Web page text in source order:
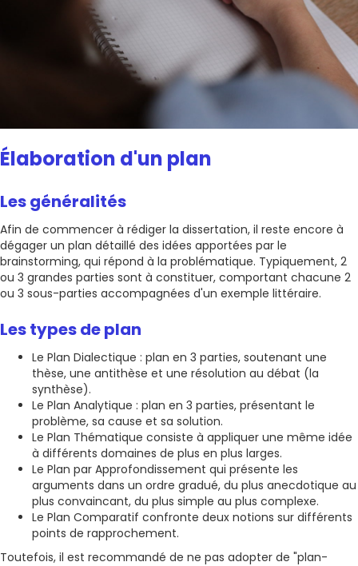
Élaboration d'un plan
Les généralités
Afin de commencer à rédiger la dissertation, il reste encore à
dégager un plan détaillé des idées apportées par le
brainstorming, qui répond à la problématique. Typiquement, 2
ou 3 grandes parties sont à constituer, comportant chacune 2
ou 3 sous-parties accompagnées d'un exemple littéraire.
Les types de plan
Le Plan Dialectique : plan en 3 parties, soutenant une
thèse, une antithèse et une résolution au débat (la
synthèse).
Le Plan Analytique : plan en 3 parties, présentant le
problème, sa cause et sa solution.
Le Plan Thématique consiste à appliquer une même idée
à différents domaines de plus en plus larges.
Le Plan par Approfondissement qui présente les
arguments dans un ordre gradué, du plus anecdotique au
plus convaincant, du plus simple au plus complexe.
Le Plan Comparatif confronte deux notions sur différents
points de rapprochement.
Toutefois, il est recommandé de ne pas adopter de "plan-